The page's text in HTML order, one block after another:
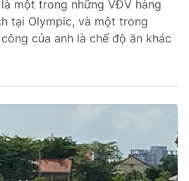
một trong những VĐV hàng
tại Olympic, và một trong
của anh là chế độ ăn khác